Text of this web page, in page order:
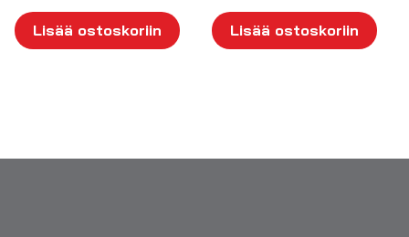
Lisää ostoskoriin Lisää ostoskoriin